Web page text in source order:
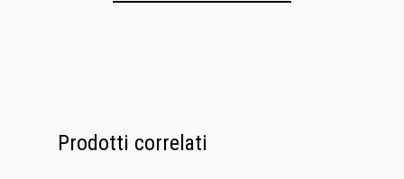
Prodotti correlati